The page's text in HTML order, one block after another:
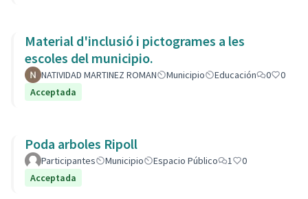
Material d'inclusió i pictogrames a les
escoles del municipio.
NATIVIDAD MARTINEZ ROMAN Municipio Educación 0
0
Acceptada
Poda arboles Ripoll
Participantes Municipio Espacio Público 1
0
Acceptada